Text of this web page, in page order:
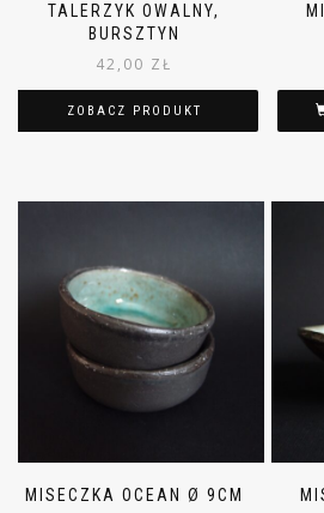
TALERZYK OWALNY,
BURSZTYN
42,00 ZŁ
ZOBACZ PRODUKT
MISECZKA OCEAN Ø 9CM